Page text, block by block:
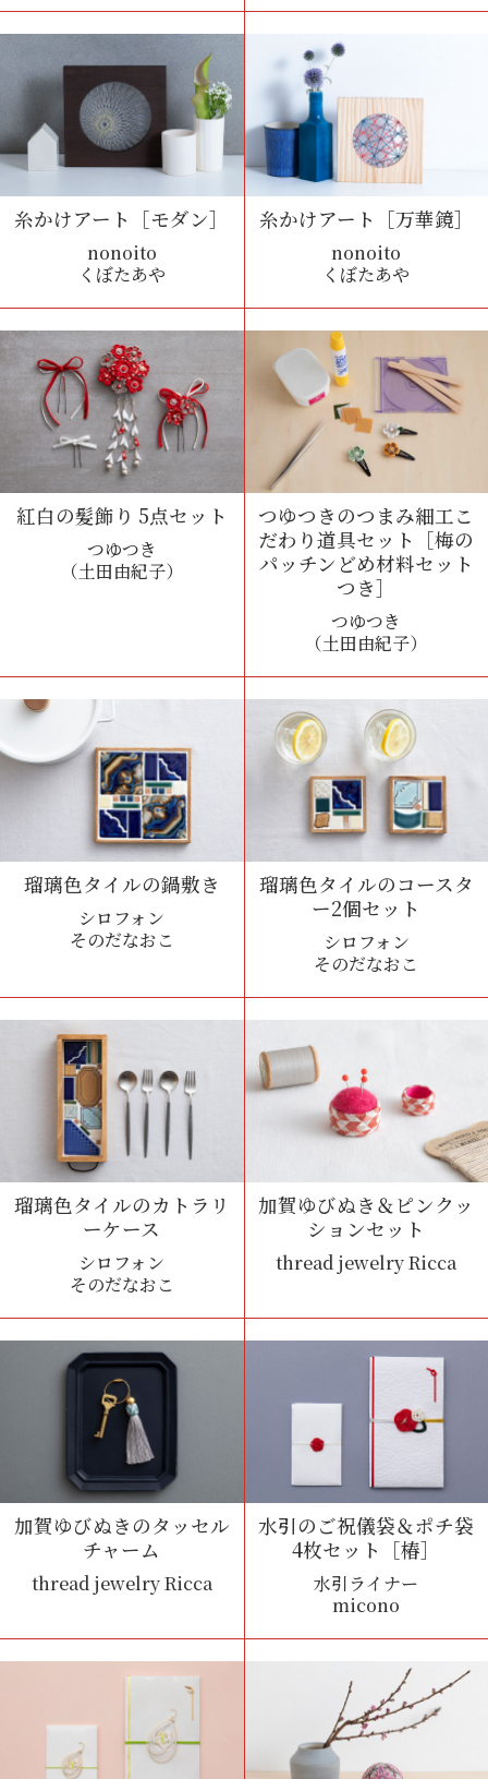
糸かけアート［モダン］
nonoito
くぼたあや
糸かけアート［万華鏡］
nonoito
くぼたあや
紅白の髪飾り 5点セット
つゆつき
（土田由紀子）
つゆつきのつまみ細工こ
だわり道具セット
［梅の
パッチンどめ材料セット
つき］
つゆつき
（土田由紀子）
瑠璃色タイルの鍋敷き
シロフォン
そのだなおこ
瑠璃色タイルのコースタ
ー2個セット
シロフォン
そのだなおこ
瑠璃色タイルのカトラリ
ーケース
シロフォン
そのだなおこ
加賀ゆびぬき＆ピンクッ
ションセット
thread jewelry Ricca
加賀ゆびぬきのタッセル
チャーム
thread jewelry Ricca
水引のご祝儀袋＆ポチ袋
4枚セット［椿］
水引ライナー
micono